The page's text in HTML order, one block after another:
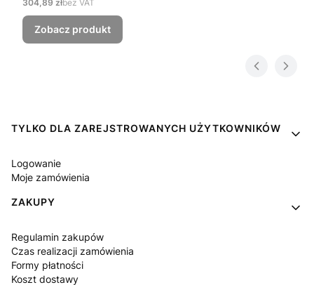
304,89 złbez VAT
Zobacz produkt
Linki w stopce
TYLKO DLA ZAREJSTROWANYCH UŻYTKOWNIKÓW
Logowanie
Moje zamówienia
ZAKUPY
Regulamin zakupów
Czas realizacji zamówienia
Formy płatności
Koszt dostawy